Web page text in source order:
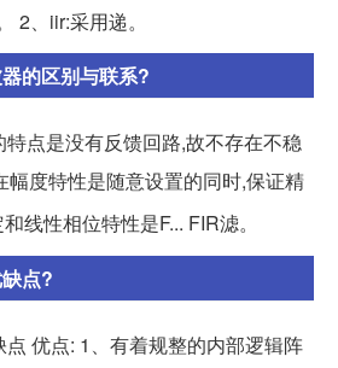
2、iir:采用递。
的区别与联系?
点是没有反馈回路,故不存在不稳
幅度特性是随意设置的同时,保证精
线性相位特性是F... FIR滤。
点?
优点: 1、有着规整的内部逻辑阵